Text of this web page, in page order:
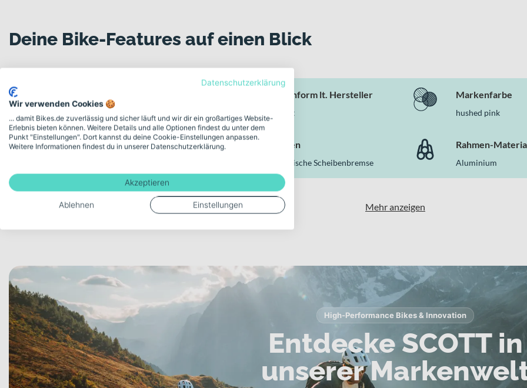
zuverlässiges, robustes und gleichzeitig dynamisches Gravel Bike suchst, das dich auf anspruchsvollen Touren ebenso begleitet
nächstes Abenteuer.
Deine Bike-Features auf einen Blick
Rahmenform lt. Hersteller
Diamant
Markenfarbe
hushed pink
Schaltungstyp Bremsen
Hydraulische Scheibenbremse
Rahmen-
Aluminium
Mehr anzeigen
High-Performance Bikes & Innovation
Entdecke SCOTT in
unserer
Datenschutzerklärung
Wir verwenden Cookies 🍪
... damit Bikes.de zuverlässig und sicher läuft und wir dir ein großartiges Website-
Erlebnis bieten können. Weitere Details und alle Optionen findest du unter dem
Punkt "Einstellungen". Dort kannst du deine Cookie-Einstellungen anpassen.
Weitere Informationen findest du in unserer Datenschutzerklärung.
Akzeptieren
Ablehnen Einstellungen